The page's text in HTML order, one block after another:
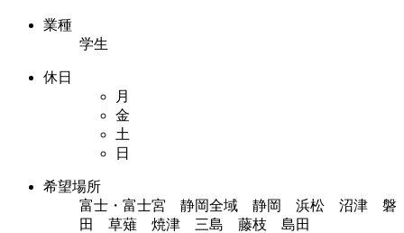
業種
学生
休日
月
金
土
日
希望場所
富士・富士宮 静岡全域 静岡 浜松 沼津 磐
田 草薙 焼津 三島 藤枝 島田